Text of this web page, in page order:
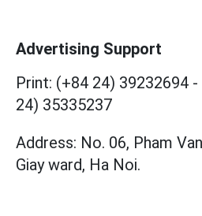
Advertising Support
Print: (+84 24) 39232694 -
24) 35335237
Address: No. 06, Pham
Giay ward, Ha Noi.